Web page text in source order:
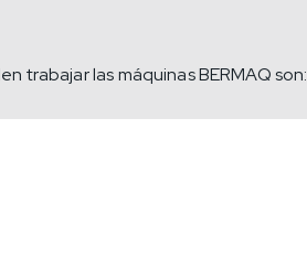
trabajar las máquinas BERMAQ son: